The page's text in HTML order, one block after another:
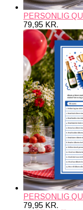
PERSONLIG
79,95 KR.
PERSONLIG
79,95 KR.